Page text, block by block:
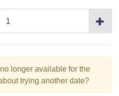
longer available for the
trying another date?